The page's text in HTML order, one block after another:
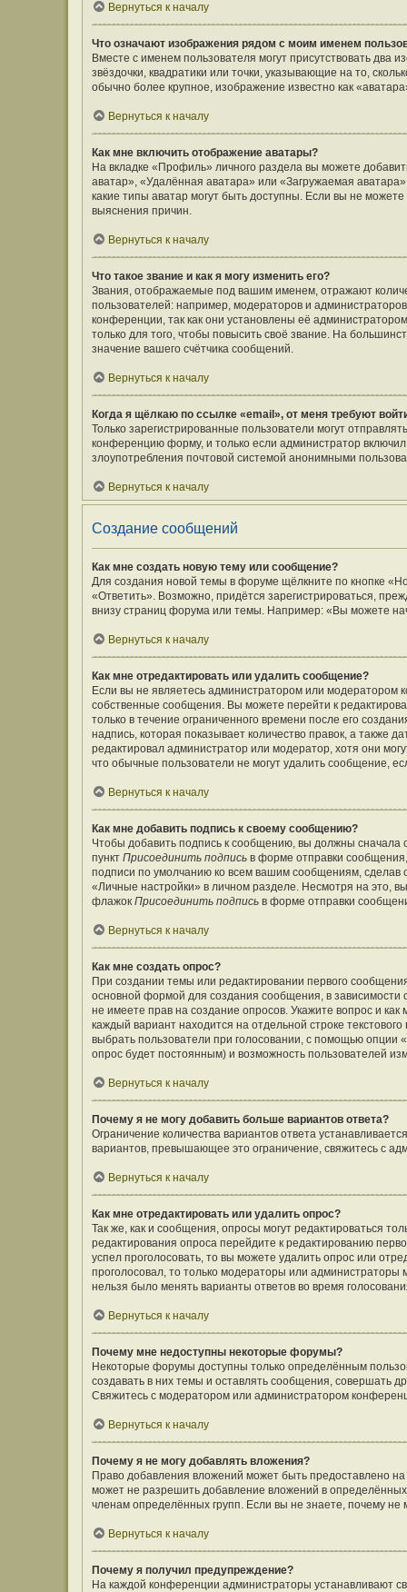
Вернуться к началу
Что означают изображения рядом с моим именем
Вместе с именем пользователя могут присутствовать
звёздочки, квадратики или точки, указывающие на то,
обычно более крупное, изображение известно как
Вернуться к началу
Как мне включить отображение аватары?
На вкладке «Профиль» личного раздела вы можете
аватар», «Удалённая аватара» или «Загружаемая
какие типы аватар могут быть доступны. Если вы не
выяснения причин.
Вернуться к началу
Что такое звание и как я могу изменить его?
Звания, отображаемые под вашим именем, отражают
пользователей: например, модераторов и
конференции, так как они установлены её
только для того, чтобы повысить своё звание. На
значение вашего счётчика сообщений.
Вернуться к началу
Когда я щёлкаю по ссылке «email», от меня требуют
Только зарегистрированные пользователи могут
конференцию форму, и только если администратор
злоупотребления почтовой системой анонимными
Вернуться к началу
Создание сообщений
Как мне создать новую тему или сообщение?
Для создания новой темы в форуме щёлкните по кнопке
«Ответить». Возможно, придётся зарегистрироваться,
внизу страниц форума или темы. Например: «Вы можете
Вернуться к началу
Как мне отредактировать или удалить сообщение?
Если вы не являетесь администратором или модератором
собственные сообщения. Вы можете перейти к
только в течение ограниченного времени после его
надпись, которая показывает количество правок, а также
редактировал администратор или модератор, хотя они
что обычные пользователи не могут удалить сообщение,
Вернуться к началу
Как мне добавить подпись к своему сообщению?
Чтобы добавить подпись к сообщению, вы должны сначала
пункт Присоединить подпись в форме отправки
подписи по умолчанию ко всем вашим сообщениям,
«Личные настройки» в личном разделе. Несмотря на это,
флажок Присоединить подпись в форме отправки
Вернуться к началу
Как мне создать опрос?
При создании темы или редактировании первого
основной формой для создания сообщения, в зависимости
не имеете прав на создание опросов. Укажите вопрос и
каждый вариант находится на отдельной строке
выбрать пользователи при голосовании, с помощью опции
опрос будет постоянным) и возможность пользователей
Вернуться к началу
Почему я не могу добавить больше вариантов ответа?
Ограничение количества вариантов ответа
вариантов, превышающее это ограничение, свяжитесь с
Вернуться к началу
Как мне отредактировать или удалить опрос?
Так же, как и сообщения, опросы могут редактироваться
редактирования опроса перейдите к редактированию
успел проголосовать, то вы можете удалить опрос или
проголосовал, то только модераторы или администраторы
нельзя было менять варианты ответов во время
Вернуться к началу
Почему мне недоступны некоторые форумы?
Некоторые форумы доступны только определённым
создавать в них темы и оставлять сообщения, совершать
Свяжитесь с модератором или администратором
Вернуться к началу
Почему я не могу добавлять вложения?
Право добавления вложений может быть предоставлено
может не разрешить добавление вложений в
членам определённых групп. Если вы не знаете, почему
Вернуться к началу
Почему я получил предупреждение?
На каждой конференции администраторы устанавливают